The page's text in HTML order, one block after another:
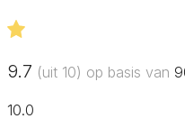
9.7 (uit 10) op basis van
10.0